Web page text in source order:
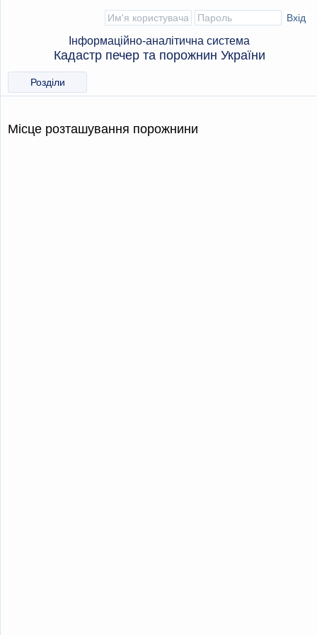
Інформаційно-аналітична система
Кадастр печер та порожнин України
Розділи
Місце розташування порожнини